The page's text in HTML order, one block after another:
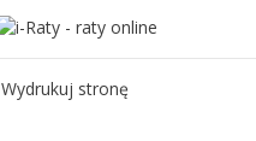
Wydrukuj stronę